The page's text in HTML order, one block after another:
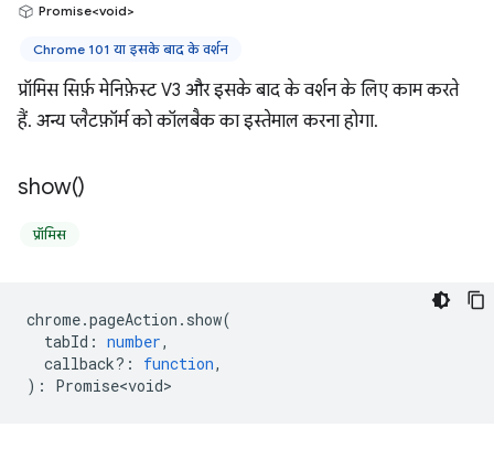
Promise<void>
Chrome 101 या इसके बाद के वर्शन
प्रॉमिस सिर्फ़ मेनिफ़ेस्ट V3 और इसके बाद के वर्शन के लिए काम करते
हैं. अन्य प्लैटफ़ॉर्म को कॉलबैक का इस्तेमाल करना होगा.
show()
प्रॉमिस
chrome.pageAction . show(
tabId : number,
callback? : function,
) : Promise<void>